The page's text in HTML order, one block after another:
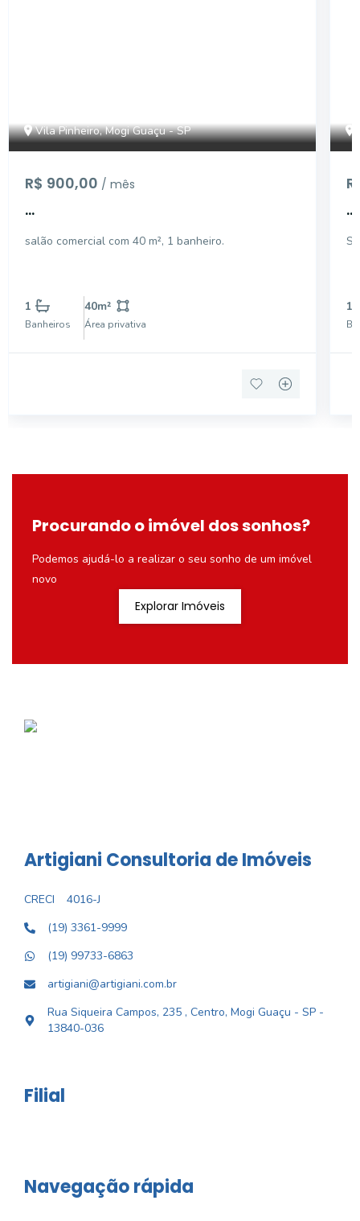
Vila Pinheiro, Mogi Guaçu - SP
R$ 900,00 / mês
...
salão comercial com 40 m², 1 banheiro.
1
Banheiros
40m²
Área privativa
...
1
Procurando o imóvel dos sonhos?
Podemos ajudá-lo a realizar o seu sonho de um imóvel
novo
Explorar Imóveis
Artigiani Consultoria de Imóveis
CRECI
4016-J
(19) 3361-9999
(19) 99733-6863
artigiani@artigiani.com.br
Rua Siqueira Campos, 235 , Centro, Mogi Guaçu - SP -
13840-036
Filial
Navegação rápida